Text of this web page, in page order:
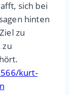
sich bei
hinten
zu
zu
kurt-